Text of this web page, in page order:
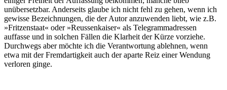
unübersetzbar. Anderseits glaube ich nicht fehl zu gehen, wenn ich
gewisse Bezeichnungen, die der Autor anzuwenden liebt, wie z.B.
»Fritzenstaat« oder »Reussenkaiser« als Telegrammadressen
auffasse und in solchen Fällen die Klarheit der Kürze vorziehe.
Durchwegs aber möchte ich die Verantwortung ablehnen, wenn
etwa mit der Fremdartigkeit auch der aparte Reiz einer Wendung
verloren ginge.